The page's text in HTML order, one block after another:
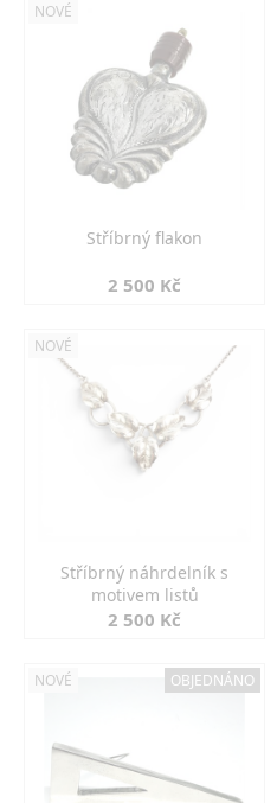
NOVÉ
Stříbrný flakon
2 500 Kč
NOVÉ
Stříbrný náhrdelník s
motivem listů
2 500 Kč
NOVÉ OBJEDNÁNO